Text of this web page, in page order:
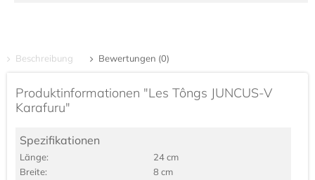
Beschreibung Bewertungen (0)
Produktinformationen "Les Tôngs JUNCUS-V
Karafuru"
Spezifikationen
Länge:
24 cm
Breite:
8 cm